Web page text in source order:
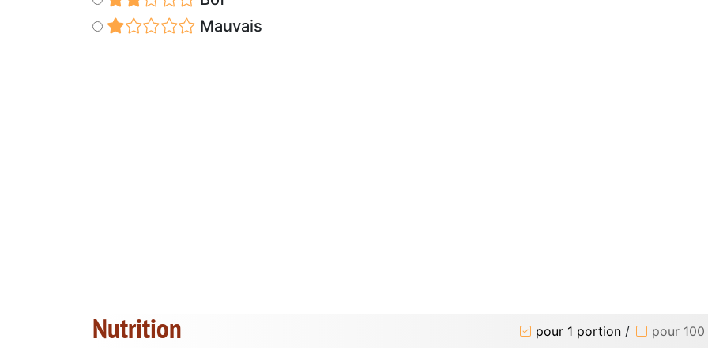
Mauvais
Nutrition pour 1 portion / pour